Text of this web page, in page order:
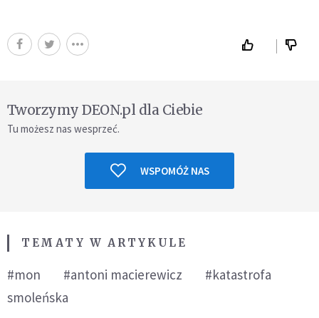
Tworzymy DEON.pl dla Ciebie
Tu możesz nas wesprzeć.
WSPOMÓŻ NAS
TEMATY W ARTYKULE
#mon #antoni macierewicz
#katastrofa
smoleńska